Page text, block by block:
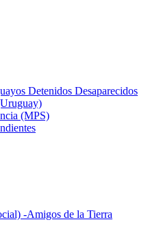
Detenidos Desaparecidos
(MPS)
-Amigos de la Tierra